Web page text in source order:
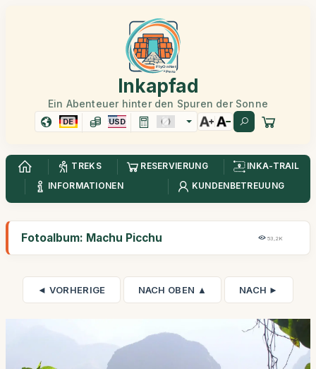
Inkapfad
Ein Abenteuer hinter den Spuren der Sonne
DE USD
TREKS RESERVIERUNG
INKA-TRAIL
INFORMATIONEN
KUNDENBETREUUNG
Fotoalbum: Machu Picchu 53,2K
◄ VORHERIGE NACH OBEN ▲ NACH ►